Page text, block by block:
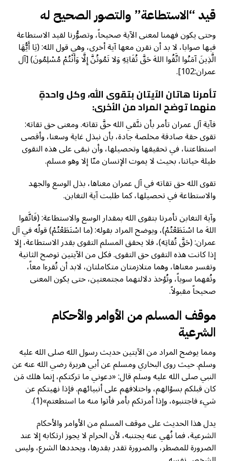
قيد “الاستطاعة” والتصور الصحيح له
وحتى يكون فهمنا لمعنى الآية صحيحاً، وتصوُّرنا لقيد الاستطاعة
فيها صوابا، لا بد أن نقرن معها آية أخرى، وهي قول الله: (يَا أَيُّهَا
الَّذِينَ آمَنُوا اتَّقُوا اللهَ حَقَّ تُقَاتِهِ وَلا تَمُوتُنَّ إِلَّا وَأَنْتُمْ مُسْلِمُونَ) [آل
عمران:102].
تأمرنا هاتان الآيتان بتقوى الله، وكل واحدةٍ
منهما توضح المراد من الأخرى:
فآية آل عمران تأمر بأن نتَّقي الله حقَّ تقاته. ومعنى حق تقاته:
تقوى حقة صادقة مخلصة جادة، بأن نبذل غاية وسعنا، وأقصى
استطاعتنا، في تحقيقها وتحصيلها، وأن نبقى على هذه التقوى
طيلة حياتنا، بحيث لا يموت الإنسان منّا إلا وهو مسلم.
تقوى الله حق تقاته في آل عمران معناها، بذل الوسع والجهد
والاستطاعة في تحصيلها، كما طلبت آية التغابن.
وآية التغابن تأمرنا بتقوى الله بمقدار الوسع والاستطاعة: (فَاتَّقوا
اللهَ ما اسْتَطَعْتُمْ)، ويوضح المراد بقوله: (ما اسْتَطَعْتُمْ) قولُه في آل
عمران: (حَقَّ تُقاتِه)، فلا يحقق المسلم التقوى بقدر الاستطاعة، إلا
إذا كانت هذه التقوى حق التقوى. فكل من الآيتين توضح الثانية
وتفسر معناها، وهما متلازمتان متكاملتان، لابد أن تُقرءا معاً،
وتُفهما سوياً، وتُؤخذ دلالتهما مجتمعتين، حتى يكون المعنى
صحيحاً مقبولاً.
موقف المسلم من الأوامر والأحكام
الشرعية
ومما يوضح المراد من الآيتين حديث رسول الله صلى الله عليه
وسلم. حيث روى البخاري ومسلم عن أبي هريرة رضي الله عنه عن
النبي صلى الله عليه وسلم قال: «دعوني ما تركتكم، إنما هلك مَن
كان قبلكم بسؤالهم، واختلافهم على أنبيائهم. فإذا نهيتكم عن
شيء فاجتنبوه، وإذا أمرتكم بأمر فأتوا منه ما استطعتم»(1).
يدل هذا الحديث على موقف المسلم من الأوامر والأحكام
الشرعية، فما نُهي عنه يجتنبه، لأن الحرام لا يجوز ارتكابه إلا عند
الضرورة للمضطر، والضرورة تقدر بقدرها، ويحددها الشرع، وليس